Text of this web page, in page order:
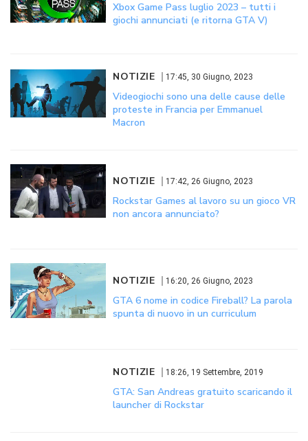
Xbox Game Pass luglio 2023 – tutti i
giochi annunciati (e ritorna GTA V)
NOTIZIE 17:45, 30 Giugno, 2023
Videogiochi sono una delle cause delle
proteste in Francia per Emmanuel
Macron
NOTIZIE 17:42, 26 Giugno, 2023
Rockstar Games al lavoro su un gioco VR
non ancora annunciato?
NOTIZIE 16:20, 26 Giugno, 2023
GTA 6 nome in codice Fireball? La parola
spunta di nuovo in un curriculum
NOTIZIE 18:26, 19 Settembre, 2019
GTA: San Andreas gratuito scaricando il
launcher di Rockstar